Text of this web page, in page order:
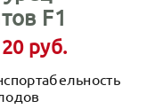
F1
руб.